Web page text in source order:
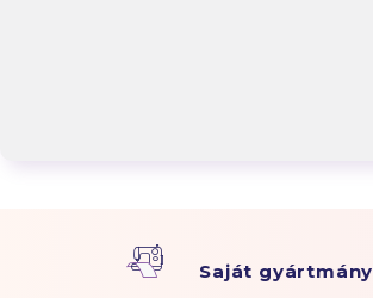
Saját gyártmány